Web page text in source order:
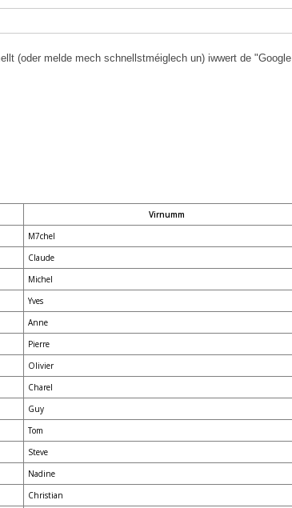
(oder melde mech schnellstméiglech un) iwwert de "Google
Virnumm
M7chel
Claude
Michel
Yves
Anne
Pierre
Olivier
Charel
Guy
Tom
Steve
Nadine
Christian